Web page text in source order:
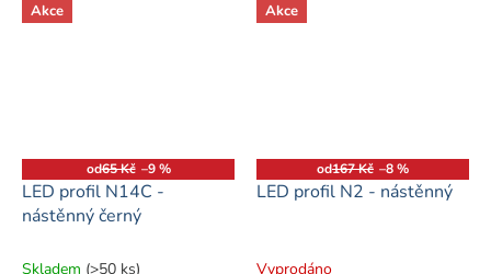
Akce
od65 Kč –9 %
LED profil N14C -
nástěnný černý
Skladem (>50 ks)
Akce
od167 Kč –8 %
LED profil N2 - nástěnný
Vyprodáno